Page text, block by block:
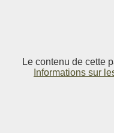
Le contenu de cette
Informations sur